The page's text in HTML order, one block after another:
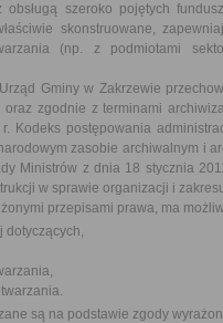
szeroko pojętych
skonstruowane,
(np. z podmiotami
Gminy w Zakrzewie
zgodnie z terminami
Kodeks postępowania
zasobie archiwalnym i
Ministrów z dnia 18 stycznia
w sprawie organizacji i
przepisami prawa, ma
dotyczących,
są na podstawie zgody